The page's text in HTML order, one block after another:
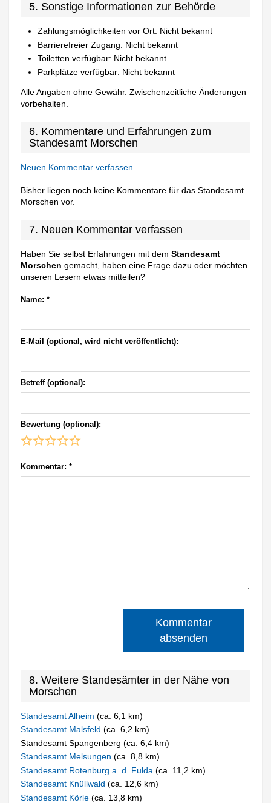
5. Sonstige Informationen zur Behörde
Zahlungsmöglichkeiten vor Ort: Nicht bekannt
Barrierefreier Zugang: Nicht bekannt
Toiletten verfügbar: Nicht bekannt
Parkplätze verfügbar: Nicht bekannt
Alle Angaben ohne Gewähr. Zwischenzeitliche Änderungen
vorbehalten.
6. Kommentare und Erfahrungen zum
Standesamt Morschen
Neuen Kommentar verfassen
Bisher liegen noch keine Kommentare für das Standesamt
Morschen vor.
7. Neuen Kommentar verfassen
Haben Sie selbst Erfahrungen mit demStandesamt
Morschen gemacht, haben eine Frage dazu oder möchten
unseren Lesern etwas mitteilen?
Name: *
E-Mail (optional, wird nicht veröffentlicht):
Betreff (optional):
Bewertung (optional):
Kommentar: *
Kommentar
absenden
8. Weitere Standesämter in der Nähe von
Morschen
Standesamt Alheim(ca. 6,1 km)
Standesamt Malsfeld(ca. 6,2 km)
Standesamt Spangenberg (ca. 6,4 km)
Standesamt Melsungen(ca. 8,8 km)
Standesamt Rotenburg a. d. Fulda(ca. 11,2 km)
Standesamt Knüllwald(ca. 12,6 km)
Standesamt Körle(ca. 13,8 km)